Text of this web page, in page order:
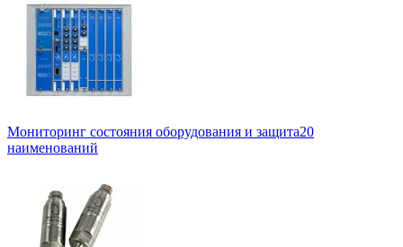
Мониторинг состояния оборудования и защита20
наименований